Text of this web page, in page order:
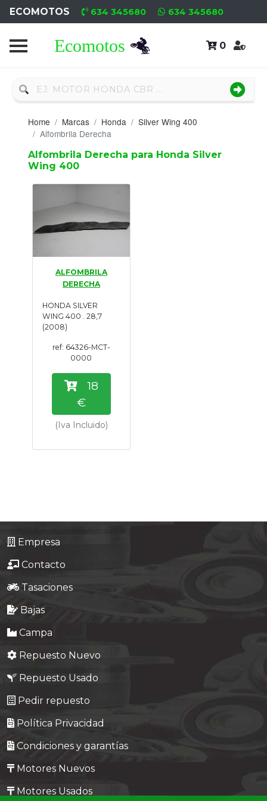
ECOMOTOS 634 345680 634 345680
0
Home
Nuevo
Neumáticos
Campa
Motores
Nuevos
Motores
Usados
Tasaciones
Formulario
Empresa
Contacto
Home Marcas Honda
Silver Wing 400
Alfombrila Derecha
Alfombrila Derecha para Honda Silver
Wing 400
ALFOMBRILA
DERECHA
HONDA SILVER
WING 400 . 28,7
(2008)
ref: 64326-MCT-
0000
18
€
(Iva Incluido)
Empresa
Contacto
Tasaciones
Bajas
Campa
Repuesto Nuevo
Repuesto Usado
Pedir repuesto
Política Privacidad
Condiciones y garantías
Motores Nuevos
Motores Usados